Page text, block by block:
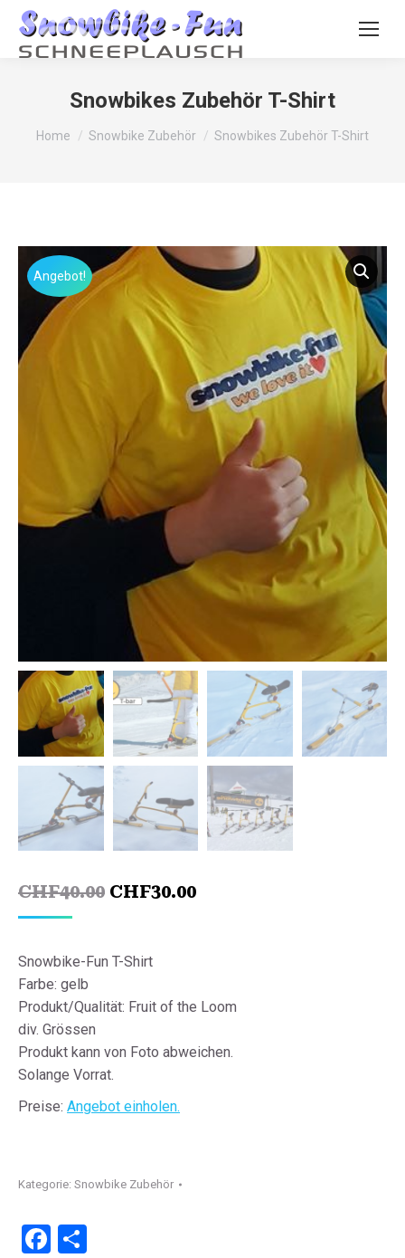
Snowbikes Zubehör T-Shirt
You are here:
Home Snowbike Zubehör Snowbikes Zubehör T-Shirt
Angebot!
CHF40.00 Ursprünglicher
CHF40.00
CHF30.00Aktueller
Snowbike-Fun T-Shirt
Farbe: gelb
Produkt/Qualität: Fruit of the Loom
div. Grössen
Produkt kann von Foto abweichen.
Solange Vorrat.
Preise: Angebot einholen.
Kategorie: Snowbike Zubehör
Facebook